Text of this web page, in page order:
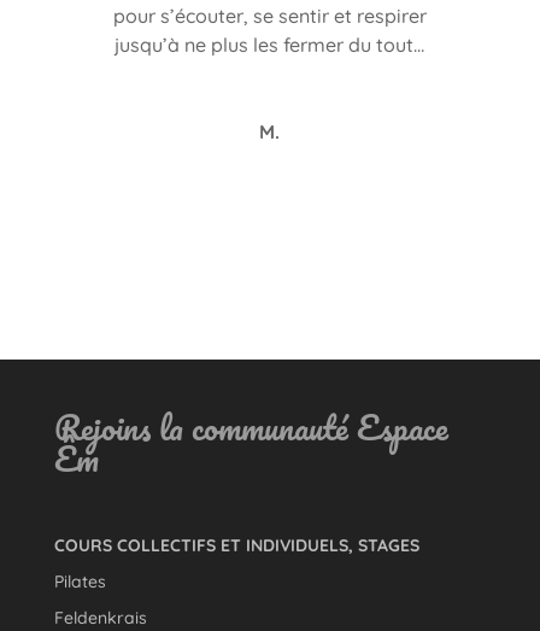
pour s’écouter, se sentir et respirer
jusqu’à ne plus les fermer du tout…
M.
Rejoins la communauté Espace
Êm
COURS COLLECTIFS ET INDIVIDUELS, STAGES
Pilates
Feldenkrais